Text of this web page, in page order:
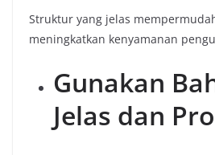
Struktur yang jelas
meningkatkan kenyamanan
Gunakan
Jelas dan